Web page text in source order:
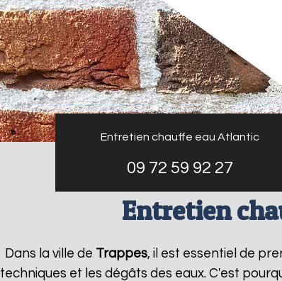
Entretien chauffe eau Atlantic
09 72 59 92 27
Entretien
Dans la ville de Trappes, il est essentiel de
techniques et les dégâts des eaux. C'est